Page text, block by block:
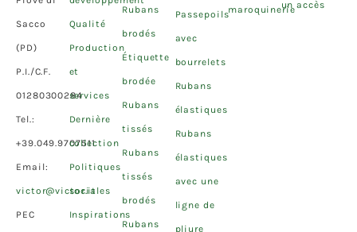
Sacco
(PD)
P.I./C.F.
01280300284
Tel.:
+39.049.9707511
Email:
victor@victor.it
PEC
Qualité
Production
et
services
Dernière
collection
Politiques
sociales
Inspirations
Rubans
brodés
Étiquette
brodée
Rubans
tissés
Rubans
tissés
brodés
Rubans
Passepoils
avec
bourrelets
Rubans
élastiques
Rubans
élastiques
avec une
ligne de
pliure
maroquinerieun accès